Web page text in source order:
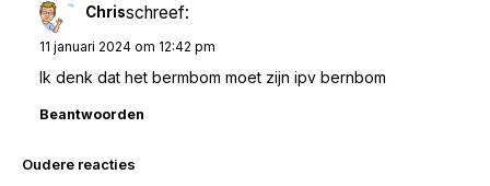
Chrisschreef:
11 januari 2024 om 12:42 pm
Ik denk dat het bermbom moet zijn ipv bernbom
Beantwoorden
Reacties
Oudere reacties